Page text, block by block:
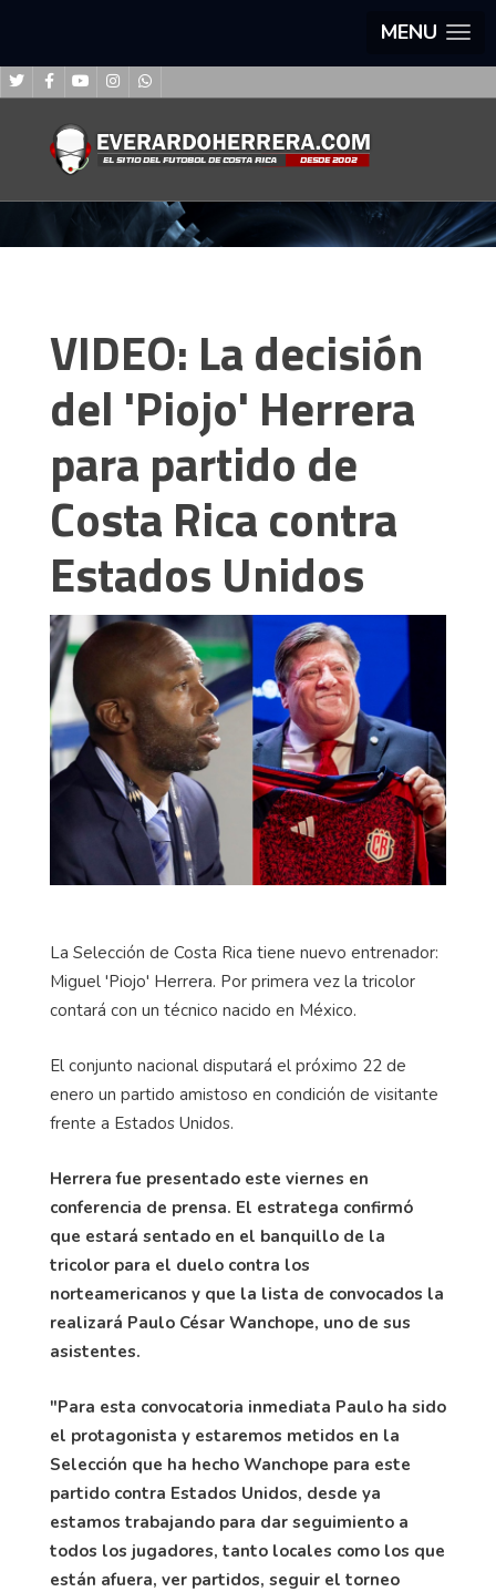
MENU
VIDEO: La decisión
del 'Piojo' Herrera
para partido de
Costa Rica contra
Estados Unidos
La Selección de Costa Rica tiene nuevo entrenador:
Miguel 'Piojo' Herrera. Por primera vez la tricolor
contará con un técnico nacido en México.
El conjunto nacional disputará el próximo 22 de
enero un partido amistoso en condición de visitante
frente a Estados Unidos.
Herrera fue presentado este viernes en
conferencia de prensa. El estratega confirmó
que estará sentado en el banquillo de la
tricolor para el duelo contra los
norteamericanos y que la lista de convocados la
realizará Paulo César Wanchope, uno de sus
asistentes.
"Para esta convocatoria inmediata Paulo ha sido
el protagonista y estaremos metidos en la
Selección que ha hecho Wanchope para este
partido contra Estados Unidos, desde ya
estamos trabajando para dar seguimiento a
todos los jugadores, tanto locales como los que
están afuera, ver partidos, seguir el torneo